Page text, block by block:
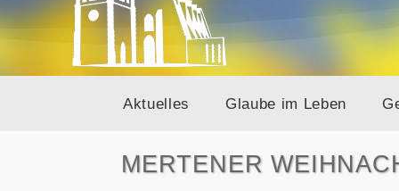
Aktuelles Glaube im Leben
MERTENER